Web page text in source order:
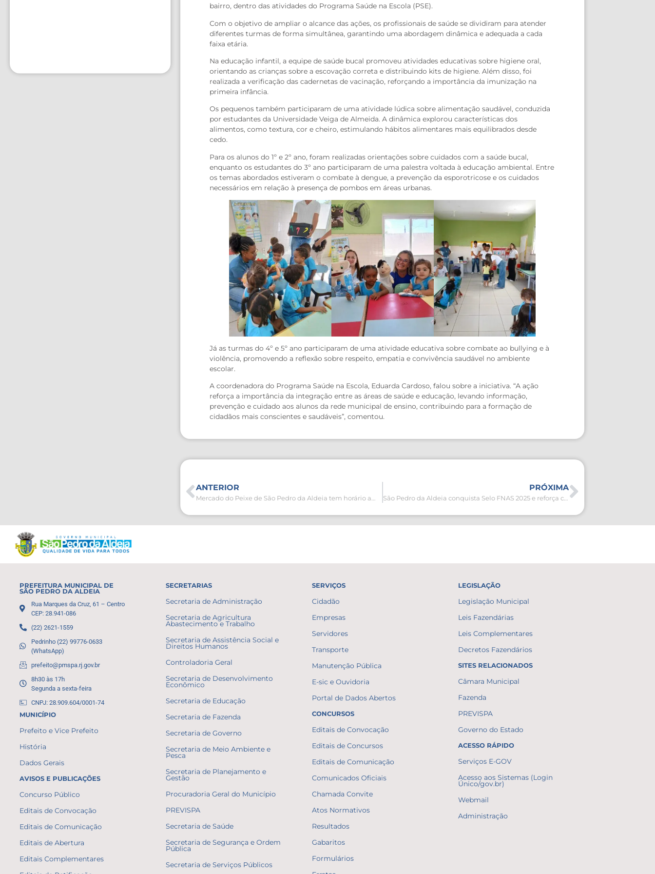
bairro, dentro das atividades do Programa Saúde na Escola (PSE).
Com o objetivo de ampliar o alcance das ações, os profissionais de saúde se dividiram para atender
diferentes turmas de forma simultânea, garantindo uma abordagem dinâmica e adequada a cada
faixa etária.
Na educação infantil, a equipe de saúde bucal promoveu atividades educativas sobre higiene oral,
orientando as crianças sobre a escovação correta e distribuindo kits de higiene. Além disso, foi
realizada a verificação das cadernetas de vacinação, reforçando a importância da imunização na
primeira infância.
Os pequenos também participaram de uma atividade lúdica sobre alimentação saudável, conduzida
por estudantes da Universidade Veiga de Almeida. A dinâmica explorou características dos
alimentos, como textura, cor e cheiro, estimulando hábitos alimentares mais equilibrados desde
cedo.
Para os alunos do 1º e 2º ano, foram realizadas orientações sobre cuidados com a saúde bucal,
enquanto os estudantes do 3º ano participaram de uma palestra voltada à educação ambiental. Entre
os temas abordados estiveram o combate à dengue, a prevenção da esporotricose e os cuidados
necessários em relação à presença de pombos em áreas urbanas.
Já as turmas do 4º e 5º ano participaram de uma atividade educativa sobre combate ao bullying e à
violência, promovendo a reflexão sobre respeito, empatia e convivência saudável no ambiente
escolar.
A coordenadora do Programa Saúde na Escola, Eduarda Cardoso, falou sobre a iniciativa. “A ação
reforça a importância da integração entre as áreas de saúde e educação, levando informação,
prevenção e cuidado aos alunos da rede municipal de ensino, contribuindo para a formação de
cidadãos mais conscientes e saudáveis”, comentou.
ANTERIOR PRÓXIMA
São Pedro da Aldeia conquista Selo FNAS 2025 e reforça compromisso com gestão responsável da Assistência Social
PREFEITURA MUNICIPAL DE
SÃO PEDRO DA ALDEIA
Rua Marques da Cruz, 61 – Centro
CEP: 28.941-086
(22) 2621-1559
Pedrinho (22) 99776-0633
(WhatsApp)
prefeito@pmspa.rj.gov.br
8h30 às 17h
Segunda a sexta-feira
CNPJ: 28.909.604/0001-74
MUNICÍPIO
Prefeito e Vice Prefeito
História
Dados Gerais
AVISOS E PUBLICAÇÕES
Concurso Público
Editais de Convocação
Editais de Comunicação
Editais de Abertura
Editais Complementares
SECRETARIAS
Secretaria de Administração
Secretaria de Agricultura
Abastecimento e Trabalho
Secretaria de Assistência Social e
Direitos Humanos
Controladoria Geral
Secretaria de Desenvolvimento
Econômico
Secretaria de Educação
Secretaria de Fazenda
Secretaria de Governo
Secretaria de Meio Ambiente e
Pesca
Secretaria de Planejamento e
Gestão
Procuradoria Geral do Município
PREVISPA
Secretaria de Saúde
Secretaria de Segurança e Ordem
Pública
Secretaria de Serviços Públicos
SERVIÇOS
Cidadão
Empresas
Servidores
Transporte
Manutenção Pública
E-sic e Ouvidoria
Portal de Dados Abertos
CONCURSOS
Editais de Convocação
Editais de Concursos
Editais de Comunicação
Comunicados Oficiais
Chamada Convite
Atos Normativos
Resultados
Gabaritos
Formulários
LEGISLAÇÃO
Legislação Municipal
Leis Fazendárias
Leis Complementares
Decretos Fazendários
SITES RELACIONADOS
Câmara Municipal
Fazenda
PREVISPA
Governo do Estado
ACESSO RÁPIDO
Serviços E-GOV
Acesso aos Sistemas (Login
Único/gov.br)
Webmail
Administração